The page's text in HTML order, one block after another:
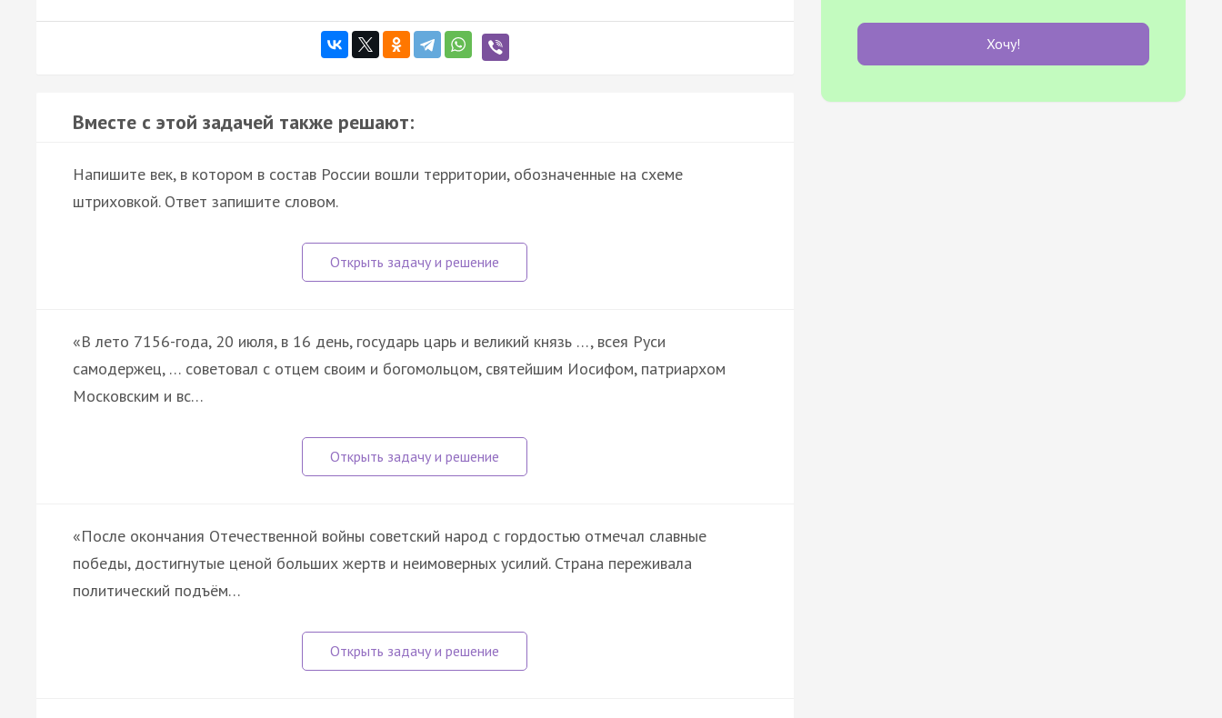
Вместе с этой задачей также решают:
Напишите век, в котором в состав России вошли территории, обозначенные на схеме
штриховкой. Ответ запишите словом.
«В лето 7156-года, 20 июля, в 16 день, государь царь и великий князь …, всея Руси
самодержец, … советовал с отцем своим и богомольцом, святейшим Иосифом, патриархом
Московским и вс…
«После окончания Отечественной войны советский народ с гордостью отмечал славные
победы, достигнутые ценой больших жертв и неимоверных усилий. Страна переживала
политический подъём…
Хочу!